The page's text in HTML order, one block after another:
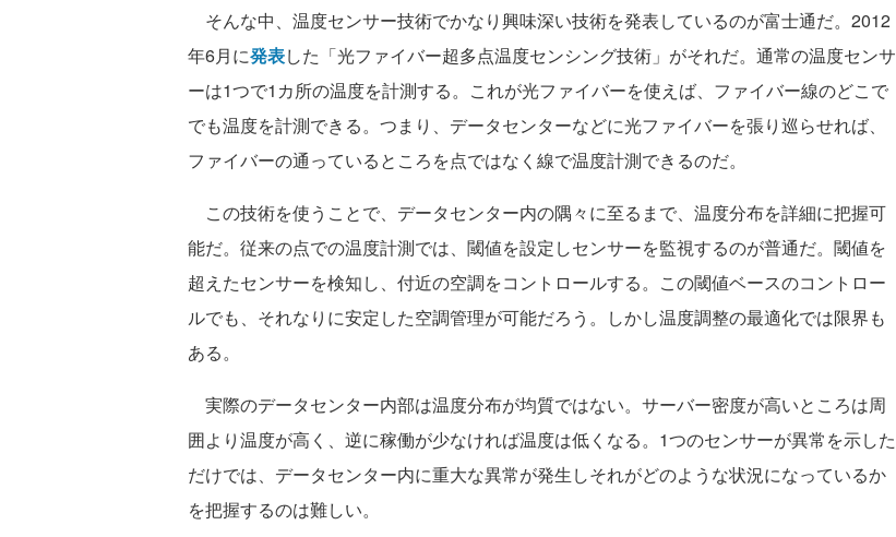
そんな中、温度センサー技術でかなり興味深い技術を発表しているのが富士通だ。2012
年6月に発表した「光ファイバー超多点温度センシング技術」がそれだ。通常の温度センサ
ーは1つで1カ所の温度を計測する。これが光ファイバーを使えば、ファイバー線のどこで
でも温度を計測できる。つまり、データセンターなどに光ファイバーを張り巡らせれば、
ファイバーの通っているところを点ではなく線で温度計測できるのだ。
この技術を使うことで、データセンター内の隅々に至るまで、温度分布を詳細に把握可
能だ。従来の点での温度計測では、閾値を設定しセンサーを監視するのが普通だ。閾値を
超えたセンサーを検知し、付近の空調をコントロールする。この閾値ベースのコントロー
ルでも、それなりに安定した空調管理が可能だろう。しかし温度調整の最適化では限界も
ある。
実際のデータセンター内部は温度分布が均質ではない。サーバー密度が高いところは周
囲より温度が高く、逆に稼働が少なければ温度は低くなる。1つのセンサーが異常を示した
だけでは、データセンター内に重大な異常が発生しそれがどのような状況になっているか
を把握するのは難しい。